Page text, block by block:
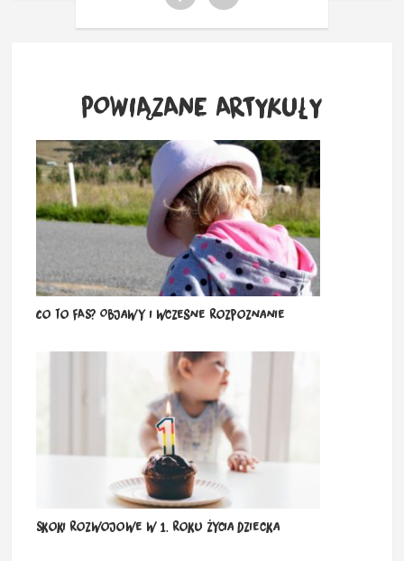
POWIĄZANE ARTYKUŁY
Co to FAS? Objawy i wczesne rozpoznanie
Skoki rozwojowe w 1. roku życia dziecka